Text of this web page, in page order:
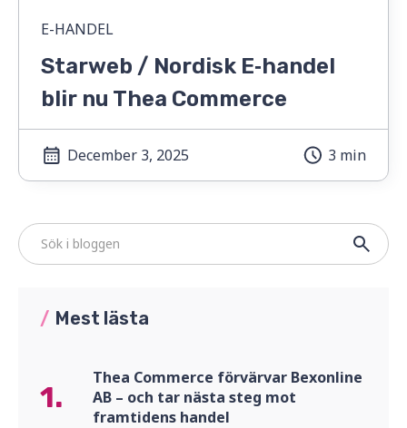
E-HANDEL
Starweb / Nordisk E‑handel
blir nu Thea Commerce
December 3, 2025 3 min
/ Mest lästa
1.
Thea Commerce förvärvar Bexonline
AB – och tar nästa steg mot
framtidens handel